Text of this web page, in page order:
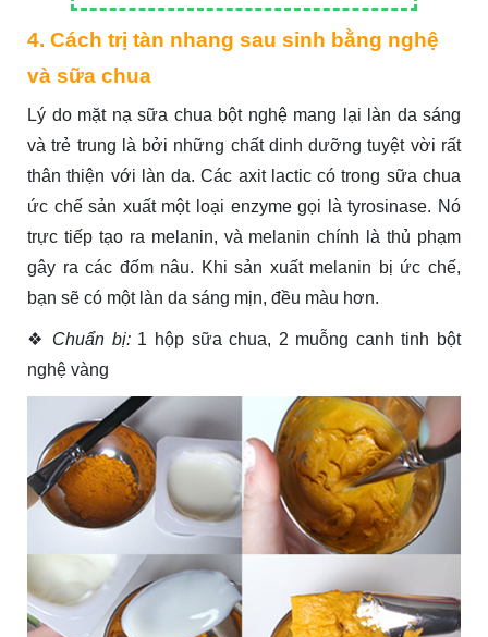
4. Cách trị tàn nhang sau sinh bằng nghệ
và sữa chua
Lý do mặt nạ sữa chua bột nghệ mang lại làn da sáng
và trẻ trung là bởi những chất dinh dưỡng tuyệt vời rất
thân thiện với làn da. Các axit lactic có trong sữa chua
ức chế sản xuất một loại enzyme gọi là tyrosinase. Nó
trực tiếp tạo ra melanin, và melanin chính là thủ phạm
gây ra các đốm nâu. Khi sản xuất melanin bị ức chế,
bạn sẽ có một làn da sáng mịn, đều màu hơn.
❖ Chuẩn bị: 1 hộp sữa chua, 2 muỗng canh tinh bột
nghệ vàng